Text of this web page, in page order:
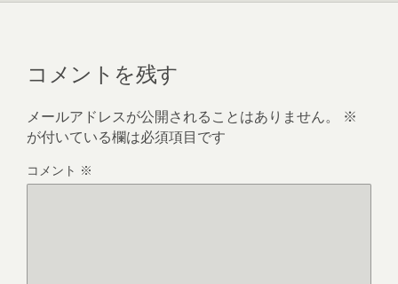
コメントを残す
メールアドレスが公開されることはありません。
※
が付いている欄は必須項目です
コメント ※